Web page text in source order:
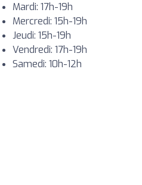
Mardi: 17h-19h
Mercredi: 15h-19h
Jeudi: 15h-19h
Vendredi: 17h-19h
Samedi: 10h-12h